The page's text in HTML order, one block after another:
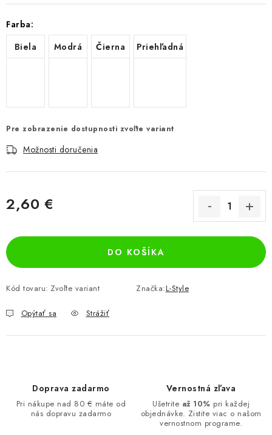
Farba:
Biela
Modrá Čierna Priehľadná
Pre zobrazenie dostupnosti zvoľte variant
Možnosti doručenia
2,60 €
DO KOŠÍKA
Kód tovaru: Zvoľte variant Značka:L-Style
Opýtať sa Strážiť
Doprava zadarmo
Pri nákupe nad 80 € máte od
nás dopravu zadarmo
Vernostná zľava
Ušetrite až 10% pri každej
objednávke. Zistite viac o našom
vernostnom programe.